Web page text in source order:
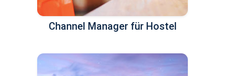
Channel Manager für Hostel